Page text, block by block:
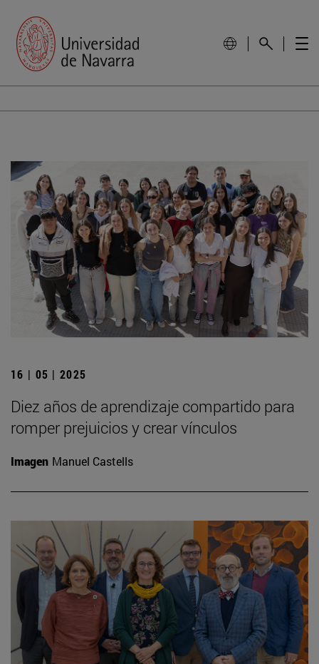
16 | 05 | 2025
Diez años de aprendizaje compartido para
romper prejuicios y crear vínculos
Imagen Manuel Castells